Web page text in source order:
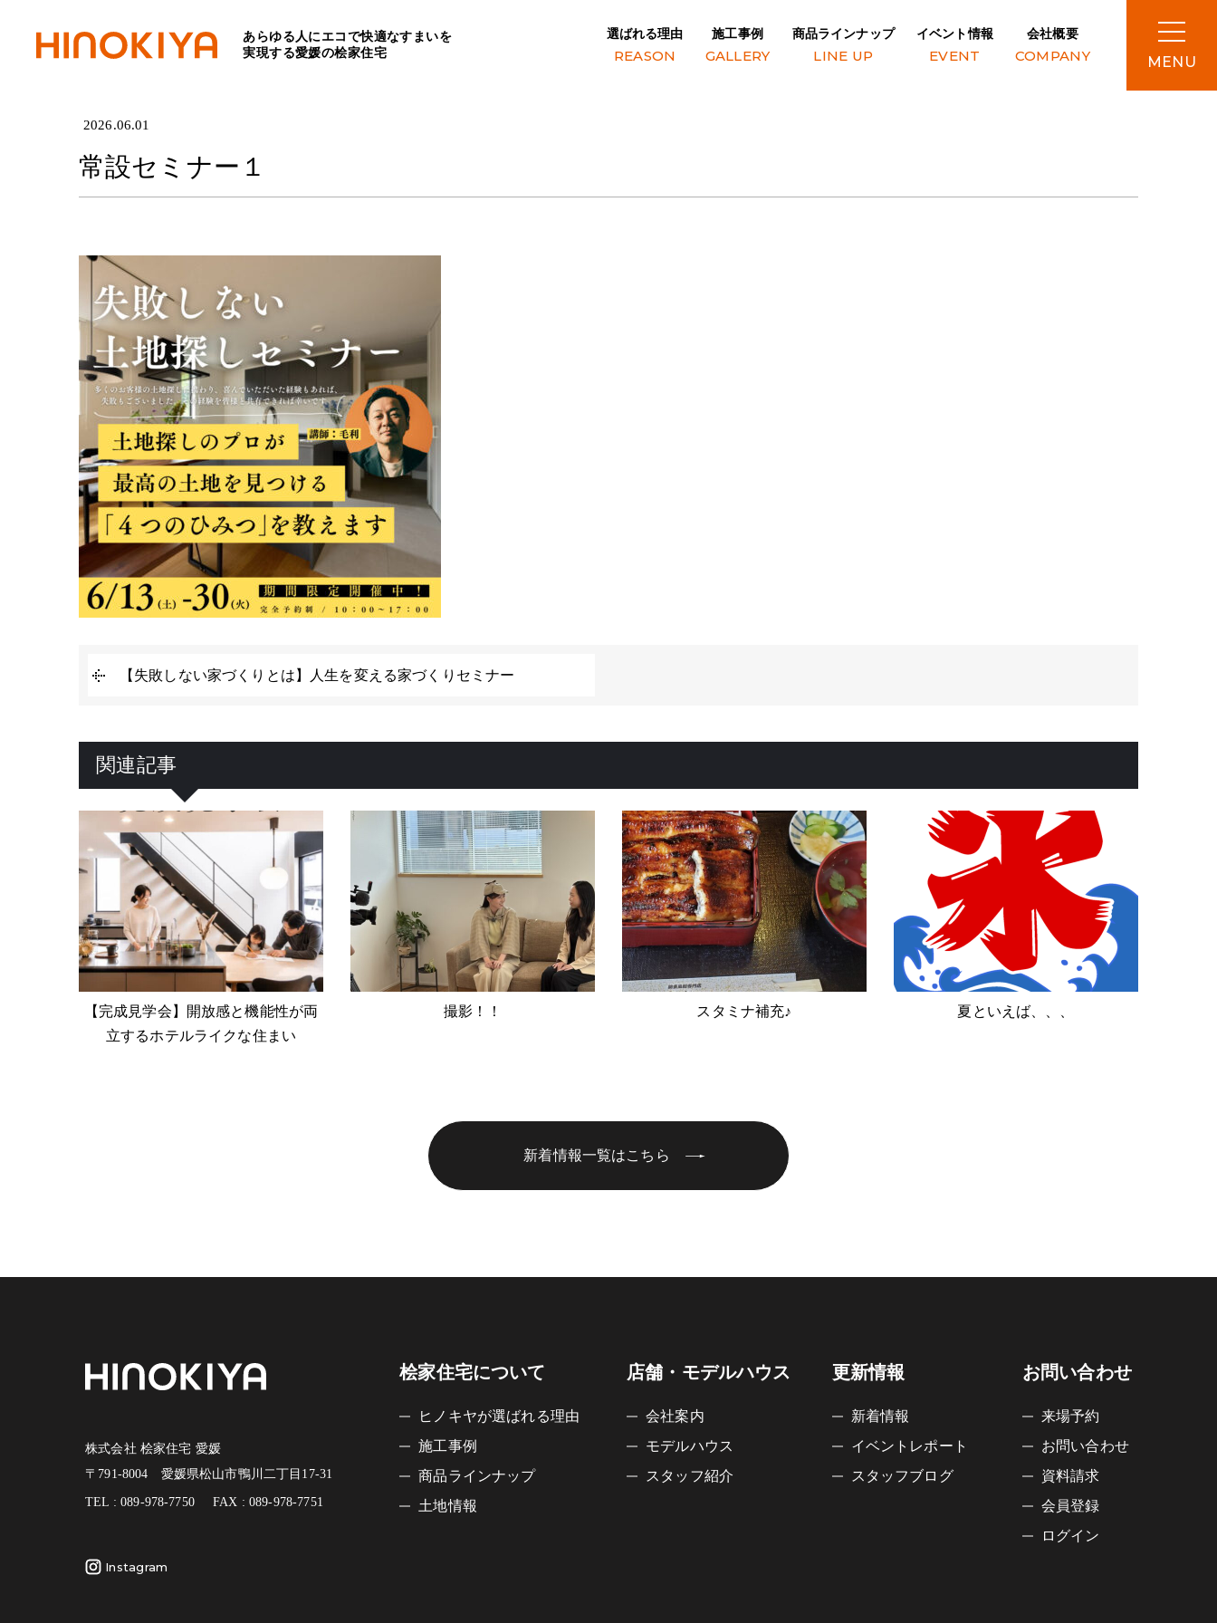
あらゆる人にエコで快適なすまいを
実現する愛媛の桧家住宅
選ばれる理由
REASON
施工事例
GALLERY
商品ラインナップ
LINE UP
イベント情報
EVENT
会社概要
COMPANY
HOME>常設セミナー１
2026.06.01
常設セミナー１
【失敗しない家づくりとは】人生を変える家づくりセミナー
関連記事
【完成見学会】開放感と機能性が両
立するホテルライクな住まい
撮影！！ スタミナ補充♪ 夏といえば、、、
新着情報一覧はこちら
桧家住宅について
ヒノキヤが選ばれる理由
施工事例
商品ラインナップ
土地情報
店舗・モデルハウス
会社案内
モデルハウス
スタッフ紹介
更新情報
新着情報
イベントレポート
スタッフブログ
お問い合わせ
来場予約
お問い合わせ
資料請求
会員登録
ログイン
株式会社 桧家住宅 愛媛
〒791-8004 愛媛県松山市鴨川二丁目17-31
TEL : 089-978-7750 FAX : 089-978-7751
Instagram